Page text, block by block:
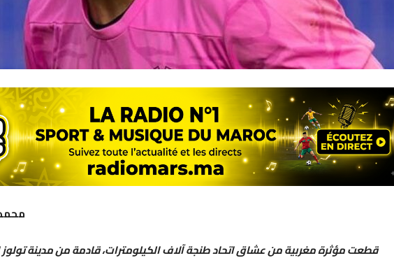
قطعت مؤثرة مغربية من عشاق اتحاد طنجة آلاف الكيلومترات، قادمة من مدينة